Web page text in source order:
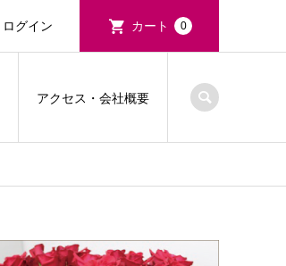
ログイン カート 0
アクセス・会社概要